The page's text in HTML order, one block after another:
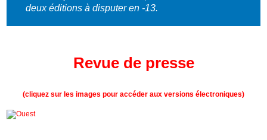
deux éditions à disputer en -13.
Revue de presse
(cliquez sur les images pour accéder aux versions électroniques)